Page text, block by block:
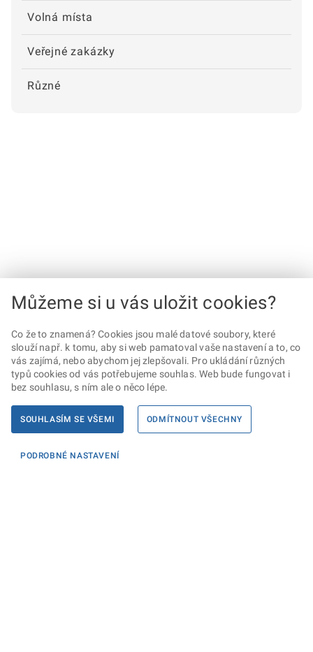
Volná místa
Veřejné zakázky
Různé
Můžeme si u vás uložit cookies?
Co že to znamená? Cookies jsou malé datové soubory, které
slouží např. k tomu, aby si web pamatoval vaše nastavení a to, co
vás zajímá, nebo abychom jej zlepšovali. Pro ukládání různých
typů cookies od vás potřebujeme souhlas. Web bude fungovat i
bez souhlasu, s ním ale o něco lépe.
SOUHLASÍM SE VŠEMI ODMÍTNOUT VŠECHNY
PODROBNÉ NASTAVENÍ